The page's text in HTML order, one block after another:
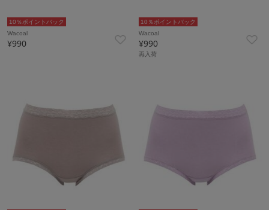
10％ポイントバック
Wacoal
¥990
10％ポイントバック
Wacoal
¥990
再入荷